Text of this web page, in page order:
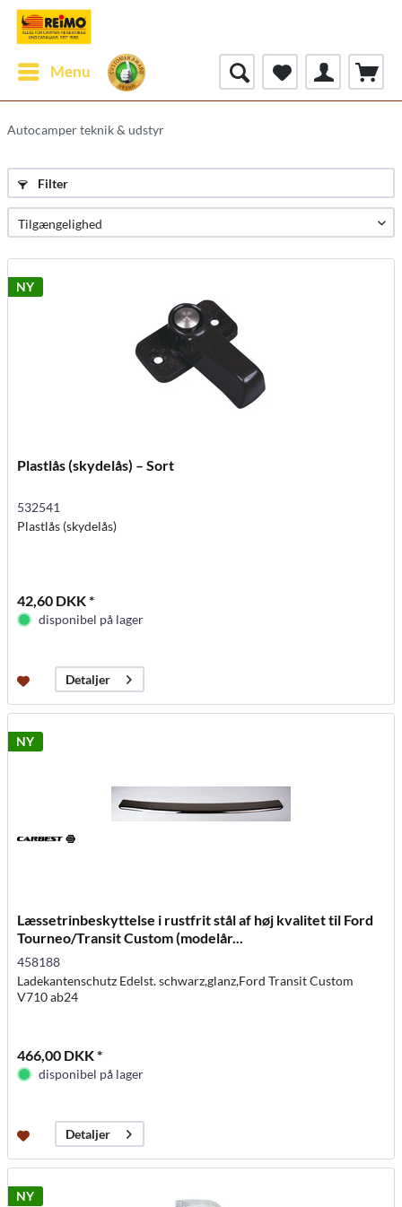
Menu
Autocamper teknik & udstyr
Filter
NY
Plastlås (skydelås) – Sort
532541
Plastlås (skydelås)
42,60 DKK *
disponibel på lager
Detaljer
NY
Læssetrinbeskyttelse i rustfrit stål af høj kvalitet til Ford
Tourneo/Transit Custom (modelår...
458188
Ladekantenschutz Edelst. schwarz,glanz,Ford Transit Custom
V710 ab24
466,00 DKK *
disponibel på lager
Detaljer
NY